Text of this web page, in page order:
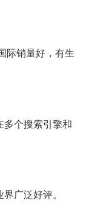
际销量好，有生
个搜索引擎和
广泛好评。